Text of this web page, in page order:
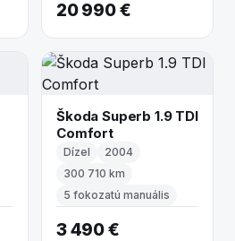
20 990 €
Škoda Superb 1.9 TDI
Comfort
Dízel
2004
300 710 km
5 fokozatú manuális
3 490 €